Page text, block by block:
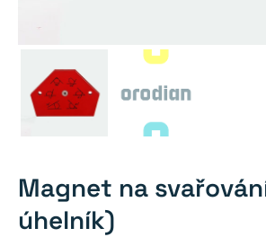
Magnet na
úhelník)